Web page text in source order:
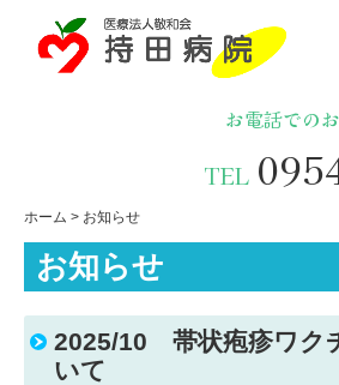
外来診療
居宅介護支援事業所
お電話での
TEL
ホーム お知らせ
お知らせ
2025/10 帯状疱疹ワク
いて